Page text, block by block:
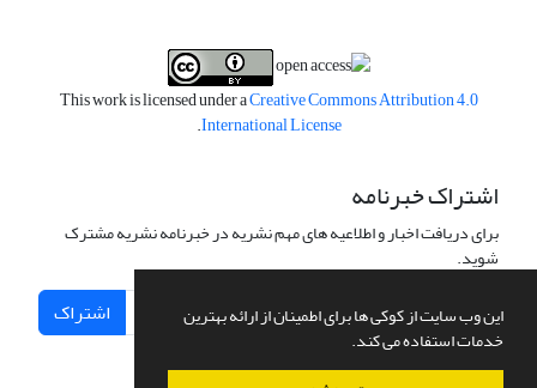
این وب سایت از کوکی ها برای اطمینان از ارائه بهترین
خدمات استفاده می کند.
This work is licensed under aCreative Commons Attribution 4.0
International License
.
اشتراک خبرنامه
برای دریافت اخبار و اطلاعیه های مهم نشریه در خبرنامه نشریه مشترک
شوید.
اشتراک